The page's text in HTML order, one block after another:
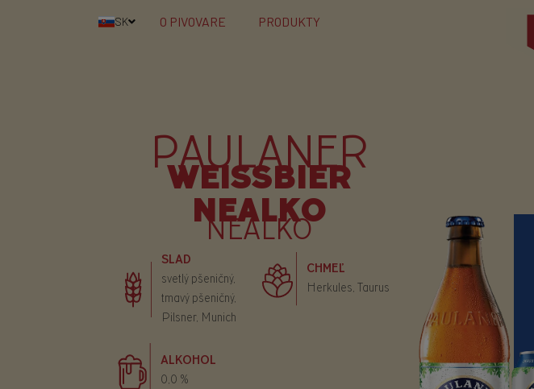
SK O PIVOVARE PRODUKTY
PAULANER
WEISSBIER
NEALKO
NEALKO
SLAD
svetlý pšeničný,
tmavý pšeničný,
Pilsner, Munich
CHMEĽ
Herkules, Taurus
ALKOHOL
0,0 %